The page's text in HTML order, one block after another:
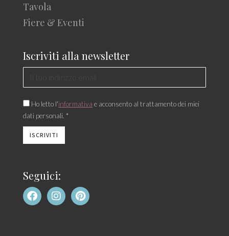
Tavola
Fiere & Eventi
Iscriviti alla newsletter
Ho letto l'informativa e acconsento al trattamento dei miei
dati personali. *
Seguici: